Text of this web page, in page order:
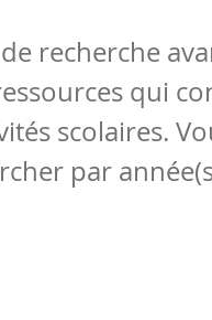
recherche
qui
scolaires.
par